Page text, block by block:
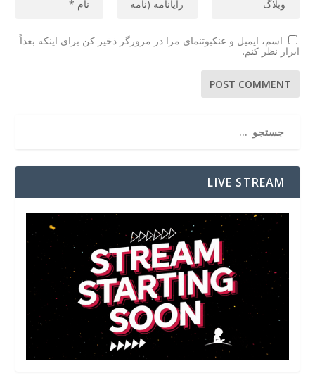
اسم، ایمیل و عنکبوتنمای مرا در مرورگر ذخیر کن برای اینکه بعداً
ابراز نظر کنم.
LIVE STREAM